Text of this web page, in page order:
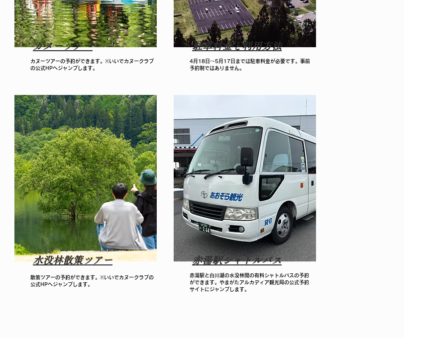
カヌーツアー
​カヌーツアーの予約ができます。※いいでカヌークラブ
の公式HPへジャンプします。
水没林散策ツアー
​散策ツアーの予約ができます。※いいでカヌークラブの
公式HPへジャンプします。
駐車料金と利用方法
​4月18日〜5月17日までは駐車料金が必要です。事前
予約制ではありません。
赤湯駅シャトルバス
赤湯駅と白川湖の水没林間の有料シャトルバスの予約
ができます。やまがたアルカディア観光局の公式予約
サイトにジャンプします。